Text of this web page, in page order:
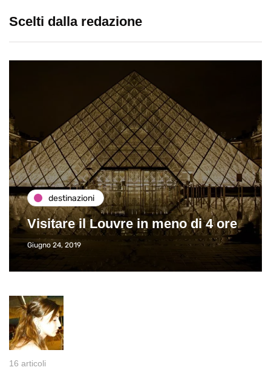
Scelti dalla redazione
destinazioni
Visitare il Louvre in meno di 4 ore
Giugno 24, 2019
16 articoli